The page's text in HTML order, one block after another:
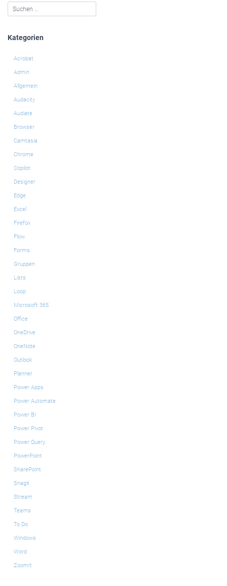
Kategorien
Acrobat
Admin
Allgemein
Audacity
Audiate
Browser
Camtasia
Chrome
Copilot
Designer
Edge
Excel
Firefox
Flow
Forms
Gruppen
Lists
Loop
Microsoft 365
Office
OneDrive
OneNote
Outlook
Planner
Power Apps
Power Automate
Power BI
Power Pivot
Power Query
PowerPoint
SharePoint
Snagit
Stream
Teams
To Do
Windows
Word
ZoomIt